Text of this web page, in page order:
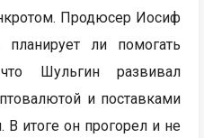
Продюсер Иосиф
ли помогать
Шульгин развивал
и поставками
В итоге он прогорел и не